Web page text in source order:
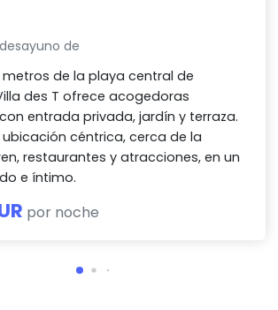
de
metros de la playa central de
des T ofrece acogedoras
entrada privada, jardín y terraza.
céntrica, cerca de la
restaurantes y atracciones, en un
e íntimo.
por noche